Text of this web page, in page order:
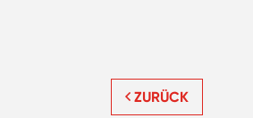
ZURÜCK